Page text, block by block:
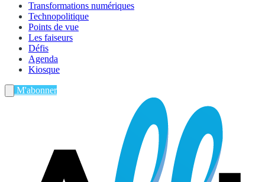
Transformations numériques
Technopolitique
Points de vue
Les faiseurs
Défis
Agenda
Kiosque
M'abonner